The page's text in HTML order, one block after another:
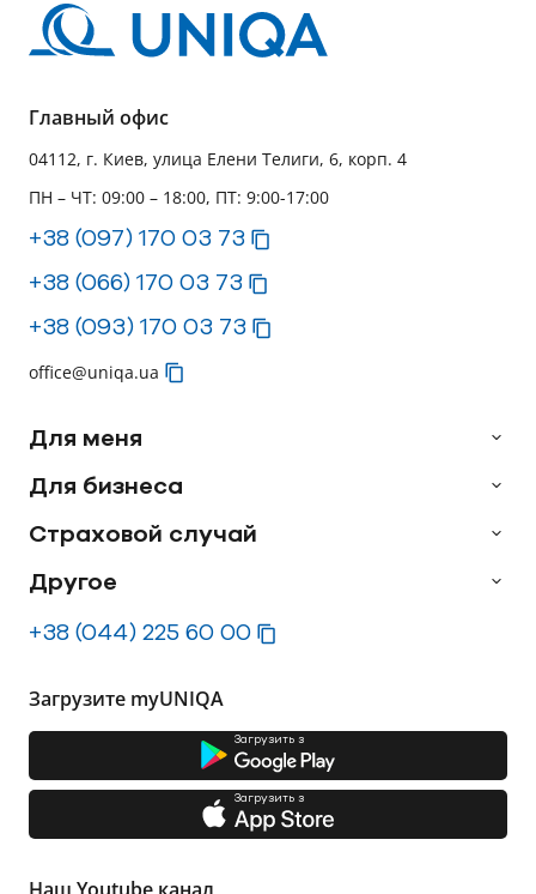
Главный офис
04112, г. Киев, улица Елени Телиги, 6, корп. 4
ПН – ЧТ: 09:00 – 18:00, ПТ: 9:00-17:00
+38 (097) 170 03 73
+38 (066) 170 03 73
+38 (093) 170 03 73
office@uniqa.ua
Для меня
Для бизнеса
Страховой случай
Другое
+38 (044) 225 60 00
Загрузите myUNIQA
Загрузить з
Загрузить з